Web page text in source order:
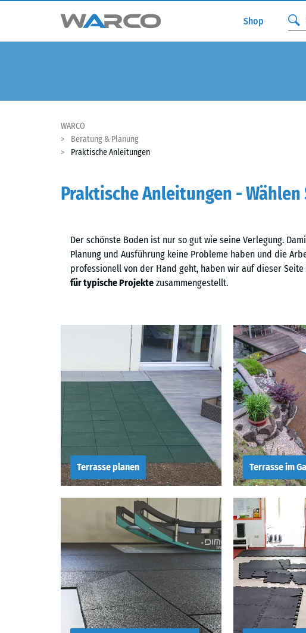
Shop
WARCO
Beratung & Planung
Praktische Anleitungen
Praktische Anleitungen - Wählen
Der schönste Boden ist nur so gut wie seine Verlegung.
Planung und Ausführung keine Probleme haben und die
professionell von der Hand geht, haben wir auf dieser Seite
für typische Projekte zusammengestellt.
Terrasse planen
Terrasse planen
slogan
Terrasse im
Wie legt
Terrasse